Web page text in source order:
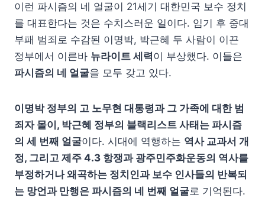
이런 파시즘의 네 얼굴이 21세기 대한민국 보수 정치
를 대표한다는 것은 수치스러운 일이다. 임기 후 중대
부패 범죄로 수감된 이명박, 박근혜 두 사람이 이끈
정부에서 이른바 뉴라이트 세력이 부상했다. 이들은
파시즘의 네 얼굴을 모두 갖고 있다.
이명박 정부의 고 노무현 대통령과 그 가족에 대한 범
죄자 몰이, 박근혜 정부의 블랙리스트 사태는 파시즘
의 세 번째 얼굴이다. 시대에 역행하는 역사 교과서 개
정, 그리고 제주 4.3 항쟁과 광주민주화운동의 역사를
부정하거나 왜곡하는 정치인과 보수 인사들의 반복되
는 망언과 만행은 파시즘의 네 번째 얼굴로 기억된다.